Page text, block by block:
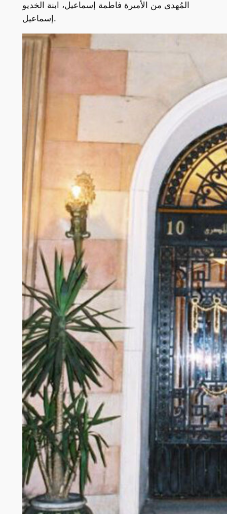
المُهدى من الأميرة فاطمة إسماعيل، ابنة الخديو
إسماعيل.